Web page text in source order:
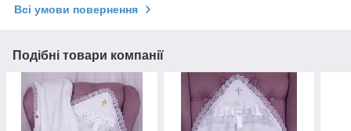
Всі умови повернення
Подібні товари компанії